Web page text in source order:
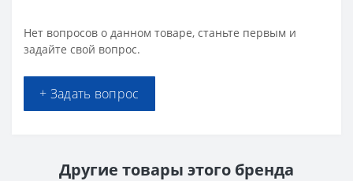
Нет вопросов о данном товаре, станьте первым и
задайте свой вопрос.
+ Задать вопрос
Другие товары этого бренда